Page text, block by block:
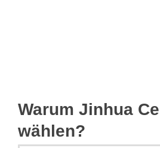
Warum Jinhua
wählen?